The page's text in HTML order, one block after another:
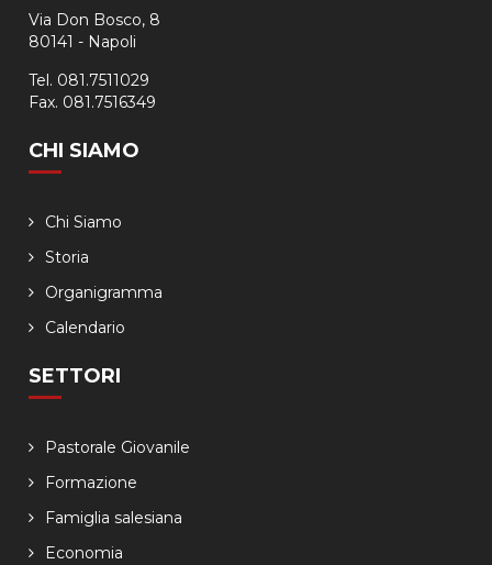
Via Don Bosco, 8
80141 - Napoli
Tel. 081.7511029
Fax. 081.7516349
CHI SIAMO
Chi Siamo
Storia
Organigramma
Calendario
SETTORI
Pastorale Giovanile
Formazione
Famiglia salesiana
Economia